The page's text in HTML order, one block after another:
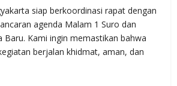
siap berkoordinasi rapat dengan
agenda Malam 1 Suro dan
Baru. Kami ingin memastikan bahwa
berjalan khidmat, aman, dan